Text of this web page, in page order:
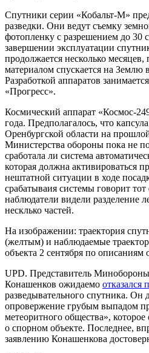
Спутники серии «Кобальт-М»
разведки. Они ведут съемку
фотопленку с разрешением до 30
завершении эксплуатации
продолжается несколько
материалом спускается на Землю
Разработкой аппаратов
«Прогресс».
Космический аппарат «Космос-
года. Предполагалось, что
Оренбургской области на
Министерства обороны пока не
сработала ли система
которая должна активироваться
нештатной ситуации в ходе
срабатываия системы говорит
наблюдатели видели разделение
несклько частей.
На изображении: траектория
(желтым) и наблюдаемые
объекта 2 сентября по
UPD. Представитель
Конашенков ожидаемо отказался
разведывательного спутника. Он
опровержение грубым выпадом
метеоритного общества»,
о спорном объекте. Последнее,
заявлению Конашенкова